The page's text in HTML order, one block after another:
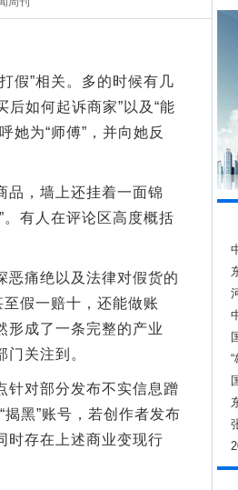
”相关。多的时候有几
后如何起诉商家”以及“能
她为“师傅”，并向她反
，墙上还挂着一面锦
有人在评论区高度概括
痛绝以及法律对假货的
假一赔十，还能做账
形成了一条完整的产业
关注到。
对部分发布不实信息蹭
揭黑”账号，若创作者发布
时存在上述商业变现行